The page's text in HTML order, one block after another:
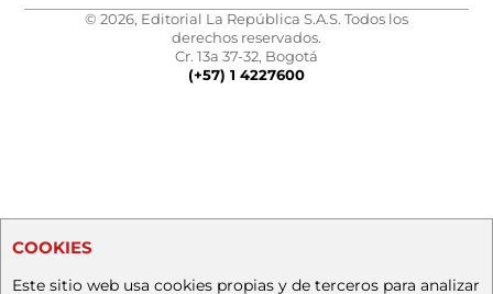
© 2026, Editorial La República S.A.S. Todos los
derechos reservados.
Cr. 13a 37-32, Bogotá
(+57) 1 4227600
COOKIES
Este sitio web usa cookies propias y de terceros para analizar